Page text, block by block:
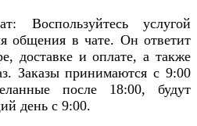
Воспользуйтесь услугой
общения в чате. Он ответит
доставке и оплате, а также
Заказы принимаются с 9:00
после 18:00, будут
день с 9:00.